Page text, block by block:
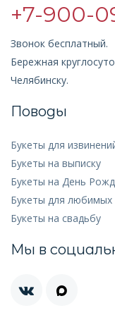
+7-900-
Звонок бесплатный.
Бережная
Челябинску.
Поводы
Букеты для
Букеты на выписку
Букеты на День
Букеты для любимых
Букеты на свадьбу
Мы в